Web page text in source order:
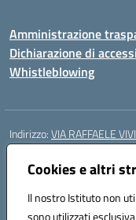
Cookies e altri
Il nostro Istituto non
sono utilizzati
Amministrazione
Dichiarazione di
Whistleblowing
Indirizzo:VIA RAFFAELE
Centralino:
Posta elettronica
Codice fiscale:
Codice meccanografico: